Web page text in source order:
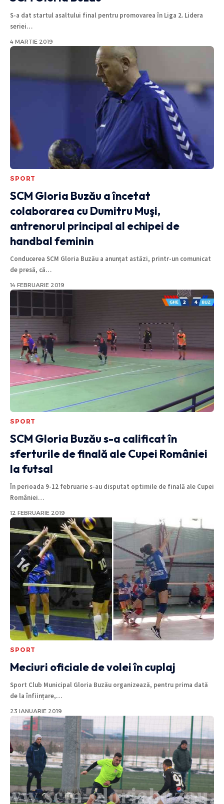
S-a dat startul asaltului final pentru promovarea în Liga 2. Lidera
seriei…
4 MARTIE 2019
SPORT
SCM Gloria Buzău a încetat
colaborarea cu Dumitru Muşi,
antrenorul principal al echipei de
handbal feminin
Conducerea SCM Gloria Buzău a anunțat astăzi, printr-un comunicat
de presă, că…
14 FEBRUARIE 2019
SPORT
SCM Gloria Buzău s-a calificat în
sferturile de finală ale Cupei României
la futsal
În perioada 9-12 februarie s-au disputat optimile de finală ale Cupei
României…
12 FEBRUARIE 2019
SPORT
Meciuri oficiale de volei în cuplaj
Sport Club Municipal Gloria Buzău organizează, pentru prima dată
de la înființare,…
23 IANUARIE 2019